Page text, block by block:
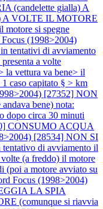
(candelette gialla) A
VOLTE IL MOTORE
si spegne
(1998>2004)
tentativi di avviamento
a volte
la vettura va bene> il
caso capitato § > km
[27352] NON
bene) nota:
dopo circa 30 minuti
CONSUMO ACQUA
[28534] NON SI
di avviamento il
(a freddo) il motore
(poi a motore avviato su
Focus (1998>2004)
LA SPIA
(comunque si riavvia